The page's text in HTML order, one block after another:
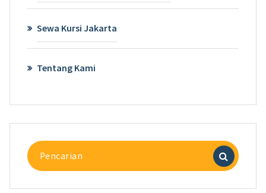
Sewa Kursi Jakarta
Tentang Kami
Pencarian
untuk: